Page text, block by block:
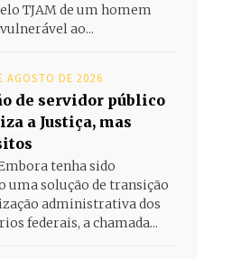
TJAM de um homem
ao...
AGOSTO DE 2026
de servidor público
a Justiça, mas
tenha sido
uma solução de transição
administrativa dos
federais, a chamada...